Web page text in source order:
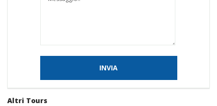
Altri Tours